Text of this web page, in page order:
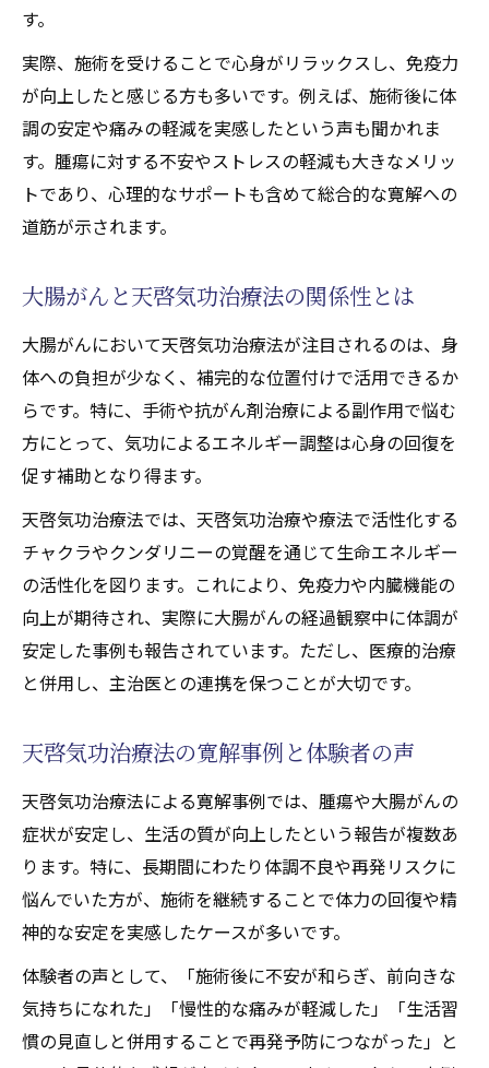
体験者が語る天啓気功治療や療法で活性化
するクンダリニー変化の実際
天啓気功治療や療法で活性化するチャクラ
との連動による相乗効果を探る
天啓気功治療や療法で活性化するチャクラ覚醒
が大腸がん回復に与える影響を探る
性化するチャクラ覚醒を目指す理由
大腸がん回復と天啓気功治療や療法で活性
化するチャクラバランスの関連性
気功施術で実感する天啓気功治療や療法で
活性化するチャクラの変化とは
天啓気功治療や療法で活性化するクンダリ
ニー覚醒による回復体験の声
天啓気療院の口コミに見る回復例の特徴
口コミで注目集める天啓気功治療法の効果の秘
密
天啓気功治療法の効果についての最新口コ
ミ
利用者が感じた寛解への変化とその要因
気功治療の長所と短所を口コミから分析
天啓気療院の評判や料金に関する情報
寛解を目指すためのエネルギー療法の選び方ガ
イド
天啓気功治療法を選ぶ際のポイント解説
口コミレビューを参考にした選び方のコツ
遠隔施術と来院施術の比較と見極め方
療法選択で迷わないための判断基準
す。
実際、施術を受けることで心身がリラックスし、免疫力
が向上したと感じる方も多いです。例えば、施術後に体
調の安定や痛みの軽減を実感したという声も聞かれま
す。腫瘍に対する不安やストレスの軽減も大きなメリッ
トであり、心理的なサポートも含めて総合的な寛解への
道筋が示されます。
大腸がんと天啓気功治療法の関係性とは
大腸がんにおいて天啓気功治療法が注目されるのは、身
体への負担が少なく、補完的な位置付けで活用できるか
らです。特に、手術や抗がん剤治療による副作用で悩む
方にとって、気功によるエネルギー調整は心身の回復を
促す補助となり得ます。
天啓気功治療法では、天啓気功治療や療法で活性化する
チャクラやクンダリニーの覚醒を通じて生命エネルギー
の活性化を図ります。これにより、免疫力や内臓機能の
向上が期待され、実際に大腸がんの経過観察中に体調が
安定した事例も報告されています。ただし、医療的治療
と併用し、主治医との連携を保つことが大切です。
天啓気功治療法の寛解事例と体験者の声
天啓気功治療法による寛解事例では、腫瘍や大腸がんの
症状が安定し、生活の質が向上したという報告が複数あ
ります。特に、長期間にわたり体調不良や再発リスクに
悩んでいた方が、施術を継続することで体力の回復や精
神的な安定を実感したケースが多いです。
体験者の声として、「施術後に不安が和らぎ、前向きな
気持ちになれた」「慢性的な痛みが軽減した」「生活習
慣の見直しと併用することで再発予防につながった」と